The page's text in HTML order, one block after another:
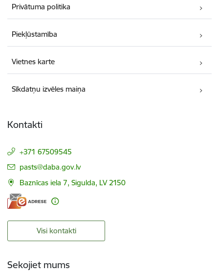
Privātuma politika
Piekļūstamība
Vietnes karte
Sīkdatņu izvēles maiņa
Kontakti
+371 67509545
E-pasts:
pasts@daba.gov.lv
Baznīcas iela 7, Sigulda, LV 2150
Visi kontakti
Sekojiet mums